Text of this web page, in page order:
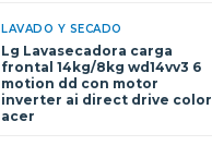
LAVADO Y SECADO
Lg Lavasecadora carga
frontal 14kg/8kg wd14vv3 6
motion dd con motor
inverter ai direct drive color
acer